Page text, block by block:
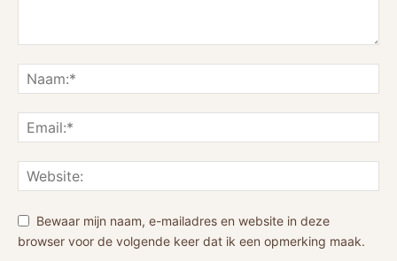
Bewaar mijn naam, e-mailadres en website in deze
browser voor de volgende keer dat ik een opmerking maak.